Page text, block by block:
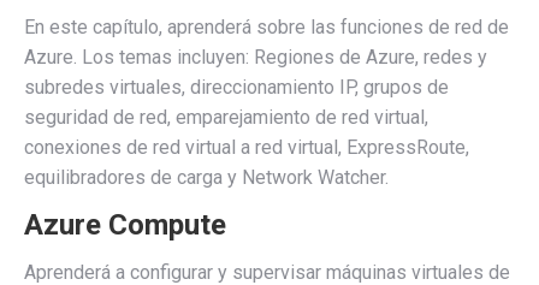
En este capítulo, aprenderá sobre las funciones de red de
Azure. Los temas incluyen: Regiones de Azure, redes y
subredes virtuales, direccionamiento IP, grupos de
seguridad de red, emparejamiento de red virtual,
conexiones de red virtual a red virtual, ExpressRoute,
equilibradores de carga y Network Watcher.
Azure Compute
Aprenderá a configurar y supervisar máquinas virtuales de